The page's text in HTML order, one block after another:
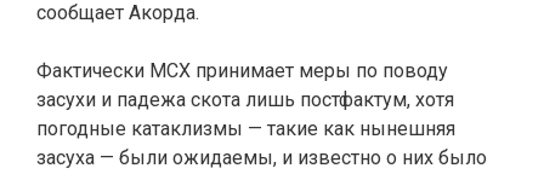
сообщает Акорда.
Фактически МСХ принимает меры по поводу
засухи и падежа скота лишь постфактум, хотя
погодные катаклизмы — такие как нынешняя
засуха — были ожидаемы, и известно о них было